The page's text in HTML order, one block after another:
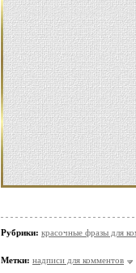
Рубрики: красочные фразы для
Метки: надписи для комментов